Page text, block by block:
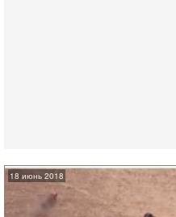
18 июнь 2018